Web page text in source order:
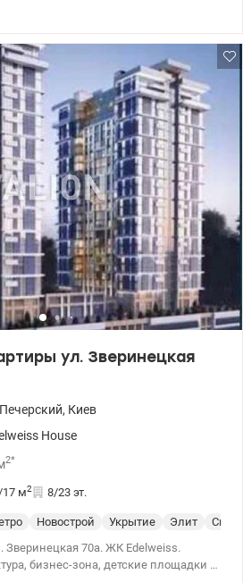
18, окна на юго-запад, в уютный
отопление и воду; • Тип дома:
– газоблок. Утепление –
– после строителей. Выполнены
застеклены, установлены входные
надежные и стильные, не требующие
камерный металлопластиковый
энергосберегающий стеклопакет.
под лазер и звукоизоляция, под
отопление, подключены
Облагороженная и красивая
зонами отдыха, также и для выгула
много коммерции, детские и
и локация: • Есть
1149823
ул. Зверинецкая
Печерский, Киев
House
2*
17 м2 8/23 эт.
Новострой Укрытие Элит
70а. ЖК Edelweiss.
бизнес-зона, детские площадки и